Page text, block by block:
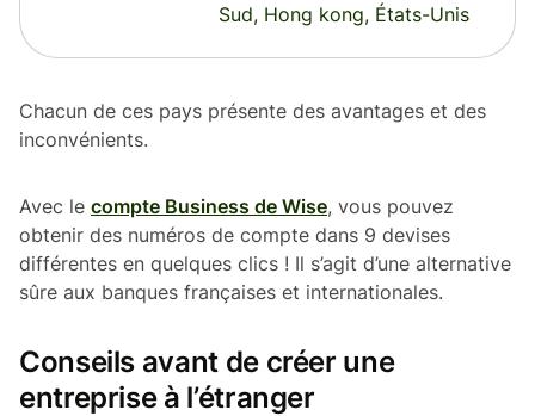
Sud, Hong kong, États-Unis
Chacun de ces pays présente des avantages et des
inconvénients.
Avec le compte Business de Wise, vous pouvez
obtenir des numéros de compte dans 9 devises
différentes en quelques clics ! Il s’agit d’une alternative
sûre aux banques françaises et internationales.
Conseils avant de créer une
entreprise à l’étranger